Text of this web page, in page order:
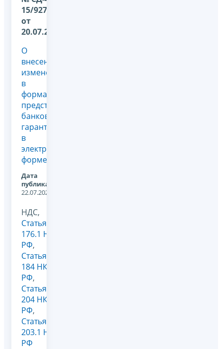
15/9273@
от
20.07.2022
О
внесении
изменений
в
формат
представления
банковской
гарантии
в
электронной
форме
Дата
публикации:
22.07.2022
НДС,
Статья
176.1 НК
РФ,
Статья
184 НК
РФ,
Статья
204 НК
РФ,
Статья
203.1 НК
РФ